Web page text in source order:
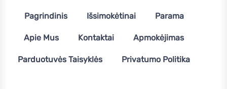
Pagrindinis Išsimokėtinai Parama
Apie Mus Kontaktai Apmokėjimas
Parduotuvės Taisyklės Privatumo Politika